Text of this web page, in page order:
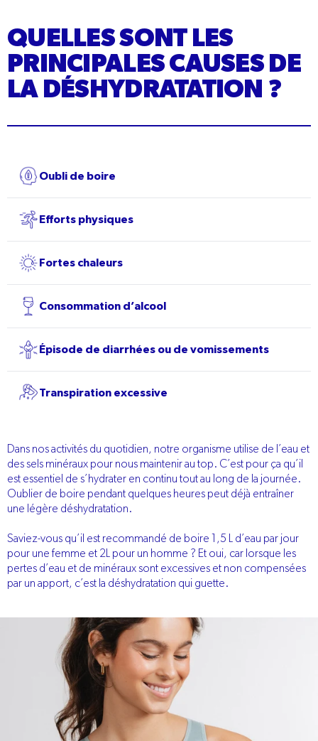
QUELLES SONT LES
PRINCIPALES CAUSES DE
LA DÉSHYDRATATION ?
Oubli de boire
Efforts physiques
Fortes chaleurs
Consommation d’alcool
Épisode de diarrhées ou de vomissements
Transpiration excessive
Dans nos activités du quotidien, notre organisme utilise de l’eau et
des sels minéraux pour nous maintenir au top. C’est pour ça qu’il
est essentiel de s’hydrater en continu tout au long de la journée.
Oublier de boire pendant quelques heures peut déjà entraîner
une légère déshydratation.
Saviez-vous qu’il est recommandé de boire 1,5 L d’eau par jour
pour une femme et 2L pour un homme ? Et oui, car lorsque les
pertes d’eau et de minéraux sont excessives et non compensées
par un apport, c’est la déshydratation qui guette.